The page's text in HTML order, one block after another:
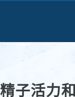
精子活力